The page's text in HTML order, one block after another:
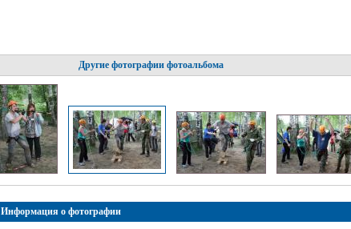
Другие фотографии фотоальбома
Информация о фотографии